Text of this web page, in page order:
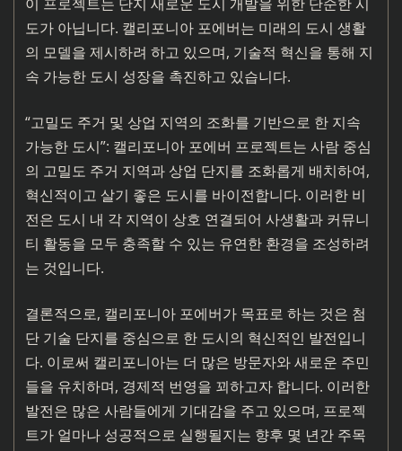
도가 아닙니다. 캘리포니아 포에버는 미래의 도시 생활
의 모델을 제시하려 하고 있으며, 기술적 혁신을 통해 지
속 가능한 도시 성장을 촉진하고 있습니다.
“고밀도 주거 및 상업 지역의 조화를 기반으로 한 지속
가능한 도시”: 캘리포니아 포에버 프로젝트는 사람 중심
의 고밀도 주거 지역과 상업 단지를 조화롭게 배치하여,
혁신적이고 살기 좋은 도시를 바이전합니다. 이러한 비
전은 도시 내 각 지역이 상호 연결되어 사생활과 커뮤니
티 활동을 모두 충족할 수 있는 유연한 환경을 조성하려
는 것입니다.
결론적으로, 캘리포니아 포에버가 목표로 하는 것은 첨
단 기술 단지를 중심으로 한 도시의 혁신적인 발전입니
다. 이로써 캘리포니아는 더 많은 방문자와 새로운 주민
들을 유치하며, 경제적 번영을 꾀하고자 합니다. 이러한
발전은 많은 사람들에게 기대감을 주고 있으며, 프로젝
트가 얼마나 성공적으로 실행될지는 향후 몇 년간 주목